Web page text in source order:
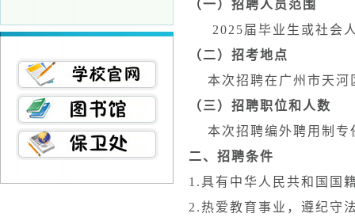
（一）招聘人员范围
2025届毕业生或社会
（二）招考地点
本次招聘在广州市天河
（三）招聘职位和人数
本次招聘编外聘用制专
二、招聘条件
1.具有中华人民共和国国
2.热爱教育事业，遵纪守